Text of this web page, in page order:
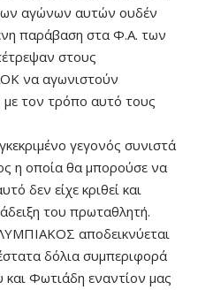
αγώνων αυτών ουδέν
παράβαση στα Φ.Α. των
στους
να αγωνιστούν
με τον τρόπο αυτό τους
γεγονός συνιστά
η οποία θα μπορούσε να
δεν είχε κριθεί και
του πρωταθλητή.
αποδεικνύεται
δόλια συμπεριφορά
Φωτιάδη εναντίον μας